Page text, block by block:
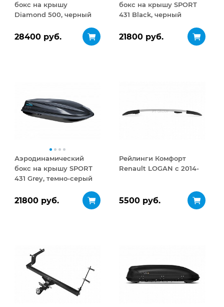
бокс на крышу
Diamond 500, черный
28400 руб.
бокс на крышу SPORT
431 Black, черный
21800 руб.
Аэродинамический
бокс на крышу SPORT
431 Grey, темно-серый
21800 руб.
Рейлинги Комфорт
Renault LOGAN с 2014-
5500 руб.